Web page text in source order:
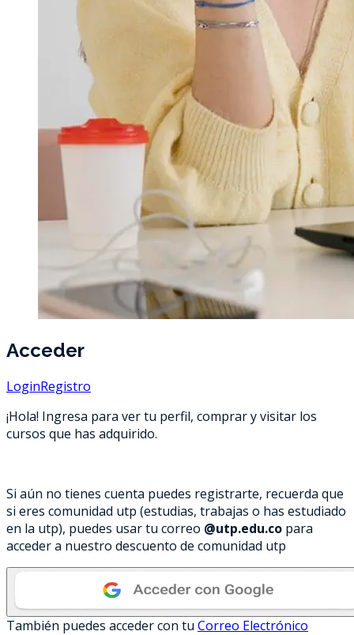
Acceder
LoginRegistro
¡Hola! Ingresa para ver tu perfil, comprar y visitar los
cursos que has adquirido.
Si aún no tienes cuenta puedes registrarte, recuerda que
si eres comunidad utp (estudias, trabajas o has estudiado
en la utp), puedes usar tu correo @utp.edu.co para
acceder a nuestro descuento de comunidad utp
También puedes accedercon tu Correo Electrónico